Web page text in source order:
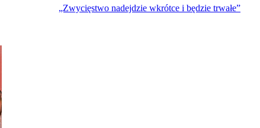
„Zwycięstwo nadejdzie wkrótce i będzie trwałe”